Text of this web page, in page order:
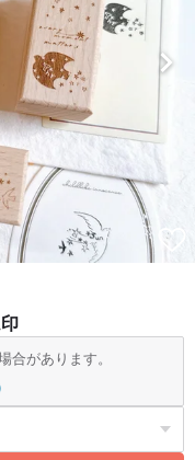
があります。